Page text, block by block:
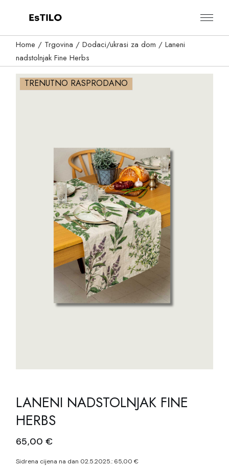
Home Trgovina Dodaci/ukrasi za dom
Laneni
nadstolnjak Fine Herbs
TRENUTNO RASPRODANO
LANENI NADSTOLNJAK FINE
HERBS
65,00 €
Sidrena cijena na dan 02.5.2025.: 65,00€